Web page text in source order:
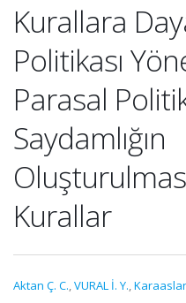
Kurallara
Politikası
Parasal
Saydamlığın
Kurallar
Aktan Ç. C.,VURAL İ. Y.,